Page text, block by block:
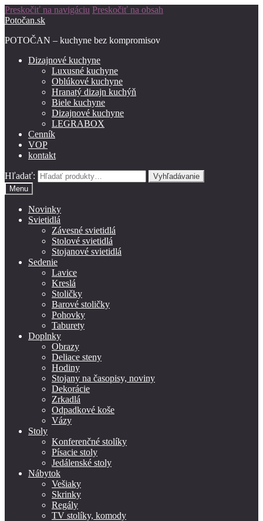
Preskočiť na navigáciu Preskočiť na obsah
Potočan.sk
POTOČAN – kuchyne bez kompromisov
Dizajnové kuchyne
Luxusné kuchyne
Oblúkové kuchyne
Hranatý dizajn kuchýň
Biele kuchyne
Dizajnové kuchyne
LEGRABOX
Cenník
VOP
kontakt
Hľadať:
Vyhľadávanie
Menu
Novinky
Svietidlá
Závesné svietidlá
Stolové svietidlá
Stojanové svietidlá
Sedenie
Lavice
Kreslá
Stoličky
Barové stoličky
Pohovky
Taburety
Doplnky
Obrazy
Deliace steny
Hodiny
Stojany na časopisy, noviny
Dekorácie
Zrkadlá
Odpadkové koše
Vázy
Stoly
Konferenčné stolíky
Písacie stoly
Jedálenské stoly
Nábytok
Vešiaky
Skrinky
Regály
TV stolíky, komody